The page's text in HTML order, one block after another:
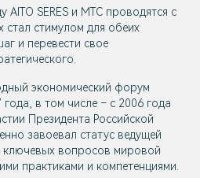
AITO SERES и МТС проводятся с
стал стимулом для обеих
и перевести свое
экономический форум
в том числе – с 2006 года
Президента Российской
завоевал статус ведущей
ключевых вопросов мировой
практиками и компетенциями.